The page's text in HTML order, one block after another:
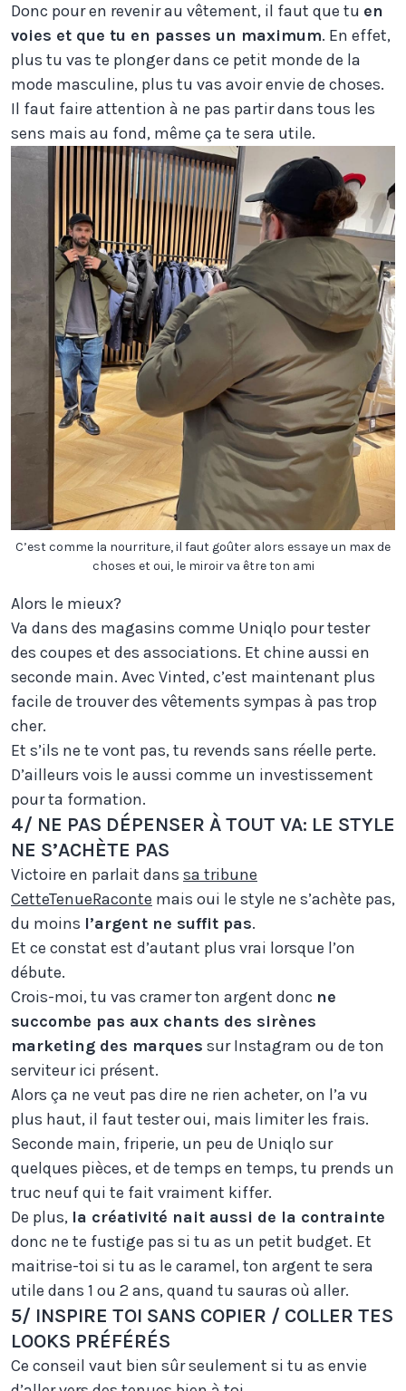
Donc pour en revenir au vêtement, il faut que tu en
voies et que tu en passes un maximum. En effet,
plus tu vas te plonger dans ce petit monde de la
mode masculine, plus tu vas avoir envie de choses.
Il faut faire attention à ne pas partir dans tous les
sens mais au fond, même ça te sera utile.
C’est comme la nourriture, il faut goûter alors essaye un max de
choses et oui, le miroir va être ton ami
Alors le mieux?
Va dans des magasins comme Uniqlo pour tester
des coupes et des associations. Et chine aussi en
seconde main. Avec Vinted, c’est maintenant plus
facile de trouver des vêtements sympas à pas trop
cher.
Et s’ils ne te vont pas, tu revends sans réelle perte.
D’ailleurs vois le aussi comme un investissement
pour ta formation.
4/ NE PAS DÉPENSER À TOUT VA: LE STYLE
NE S’ACHÈTE PAS
Victoire en parlait dans sa tribune
CetteTenueRaconte mais oui le style ne s’achète pas,
du moins l’argent ne suffit pas.
Et ce constat est d’autant plus vrai lorsque l’on
débute.
Crois-moi, tu vas cramer ton argent donc ne
succombe pas aux chants des sirènes
marketing des marques sur Instagram ou de ton
serviteur ici présent.
Alors ça ne veut pas dire ne rien acheter, on l’a vu
plus haut, il faut tester oui, mais limiter les frais.
Seconde main, friperie, un peu de Uniqlo sur
quelques pièces, et de temps en temps, tu prends un
truc neuf qui te fait vraiment kiffer.
De plus, la créativité nait aussi de la contrainte
donc ne te fustige pas si tu as un petit budget. Et
maitrise-toi si tu as le caramel, ton argent te sera
utile dans 1 ou 2 ans, quand tu sauras où aller.
5/ INSPIRE TOI SANS COPIER / COLLER TES
LOOKS PRÉFÉRÉS
Ce conseil vaut bien sûr seulement si tu as envie